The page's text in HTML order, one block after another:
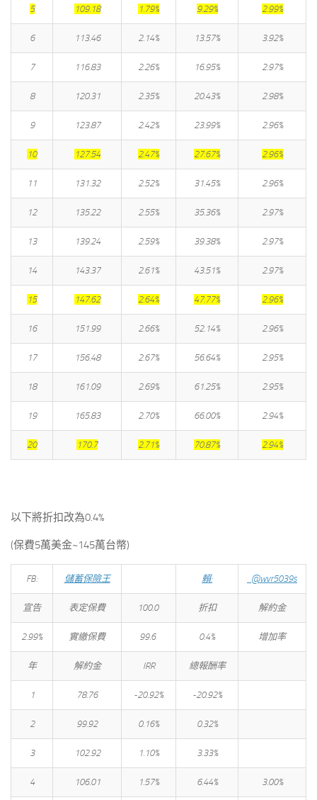
5 109.18 1.79% 9.29% 2.99%
6 113.46 2.14% 13.57% 3.92%
7 116.83 2.26% 16.95% 2.97%
8 120.31 2.35% 20.43% 2.98%
9 123.87 2.42% 23.99% 2.96%
10 127.54 2.47% 27.67% 2.96%
11 131.32 2.52% 31.45% 2.96%
12 135.22 2.55% 35.36% 2.97%
13 139.24 2.59% 39.38% 2.97%
14 143.37 2.61% 43.51% 2.97%
15 147.62 2.64% 47.77% 2.96%
16 151.99 2.66% 52.14% 2.96%
17 156.48 2.67% 56.64% 2.95%
18 161.09 2.69% 61.25% 2.95%
19 165.83 2.70% 66.00% 2.94%
20 170.7 2.71% 70.87% 2.94%
以下將折扣改為0.4%
(保費5萬美金~145萬台幣)
FB: 儲蓄保險王 賴: @wvr5039s
宣告 表定保費 100.0 折扣 解約金
2.99% 實繳保費 99.6 0.4% 增加率
年 解約金 IRR 總報酬率
1 78.76 -20.92% -20.92%
2 99.92 0.16% 0.32%
3 102.92 1.10% 3.33%
4 106.01 1.57% 6.44% 3.00%